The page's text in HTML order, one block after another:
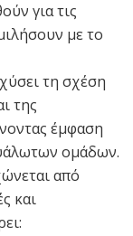
για τις
με το
τη σχέση
της
έμφαση
ομάδων.
από
και